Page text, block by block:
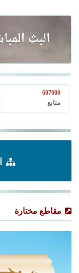
607000
متابع
مقاطع مختارة